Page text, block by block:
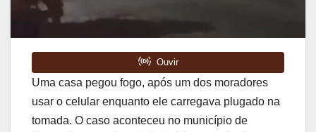
Uma casa pegou fogo, após um dos moradores
usar o celular enquanto ele carregava plugado na
tomada. O caso aconteceu no município de